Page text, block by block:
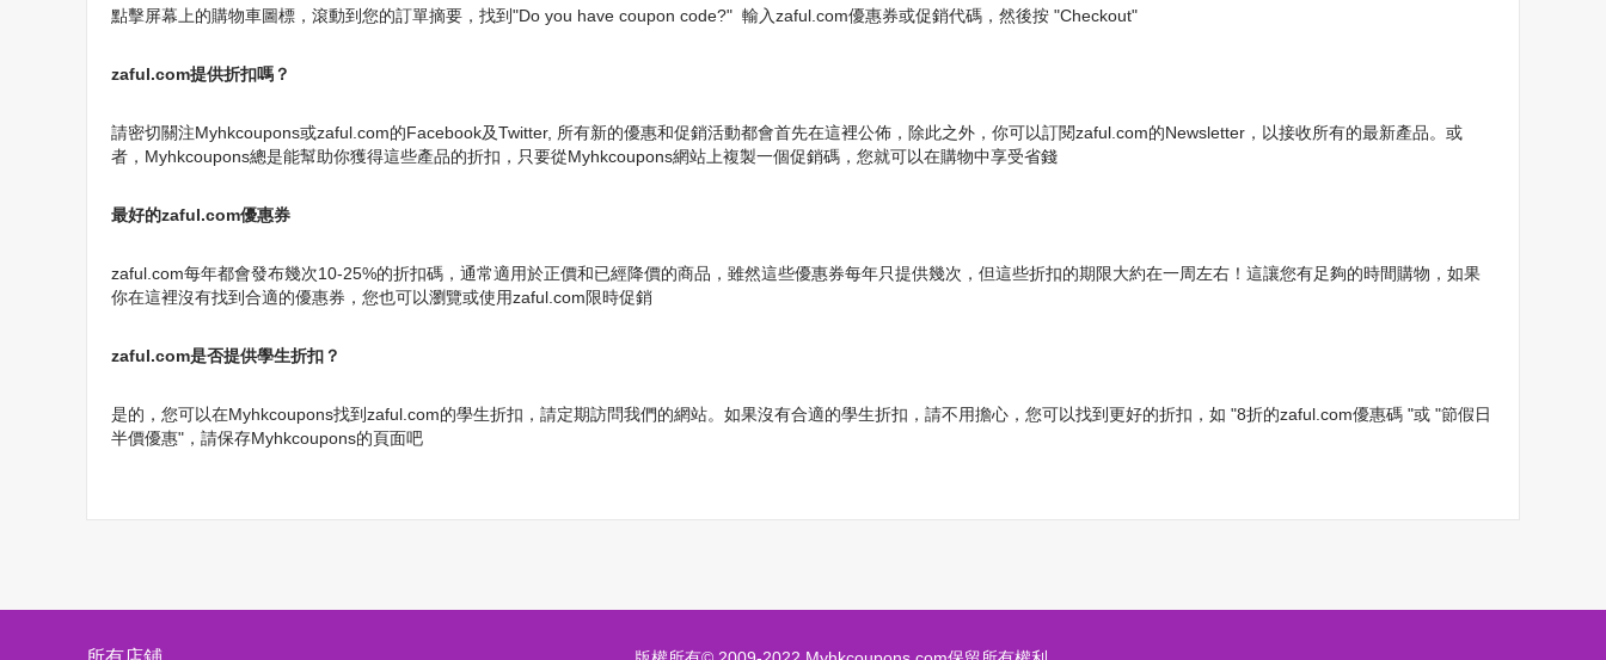
點擊屏幕上的購物車圖標，滾動到您的訂單摘要，找到"Do you have coupon code?" 輸入zaful.com優惠券或促銷代碼，然後按 "Checkout"
zaful.com提供折扣嗎？
請密切關注Myhkcoupons或zaful.com的Facebook及Twitter, 所有新的優惠和促銷活動都會首先在這裡公佈，除此之外，你可以訂閱zaful.com的Newsletter，以接收所有的最新產品。或
者，Myhkcoupons總是能幫助你獲得這些產品的折扣，只要從Myhkcoupons網站上複製一個促銷碼，您就可以在購物中享受省錢
最好的zaful.com優惠券
zaful.com每年都會發布幾次10-25%的折扣碼，通常適用於正價和已經降價的商品，雖然這些優惠券每年只提供幾次，但這些折扣的期限大約在一周左右！這讓您有足夠的時間購物，如果
你在這裡沒有找到合適的優惠券，您也可以瀏覽或使用zaful.com限時促銷
zaful.com是否提供學生折扣？
是的，您可以在Myhkcoupons找到zaful.com的學生折扣，請定期訪問我們的網站。如果沒有合適的學生折扣，請不用擔心，您可以找到更好的折扣，如 "8折的zaful.com優惠碼 "或 "節假日
半價優惠"，請保存Myhkcoupons的頁面吧